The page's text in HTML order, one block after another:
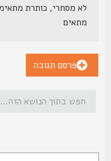
לא מסחרי, כותרת מתאימה,
מתאים
פרסם תגובה